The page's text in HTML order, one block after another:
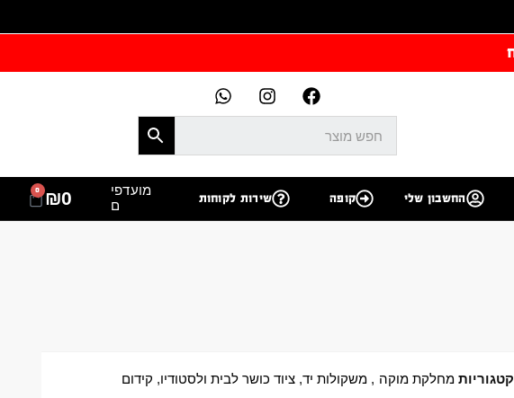
החשבון שלי קופה שירות לקוחות
מועדפי
ם
₪0
0
קטגוריות מחלקת מוקה , משקולות יד, ציוד כושר לבית ולסטודיו, קידום